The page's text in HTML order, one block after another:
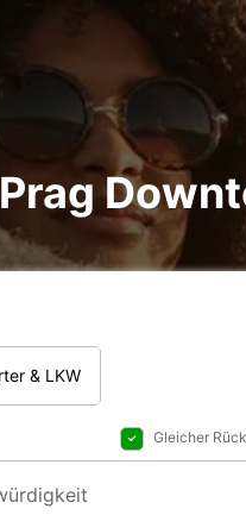
& LKW
Gleicher